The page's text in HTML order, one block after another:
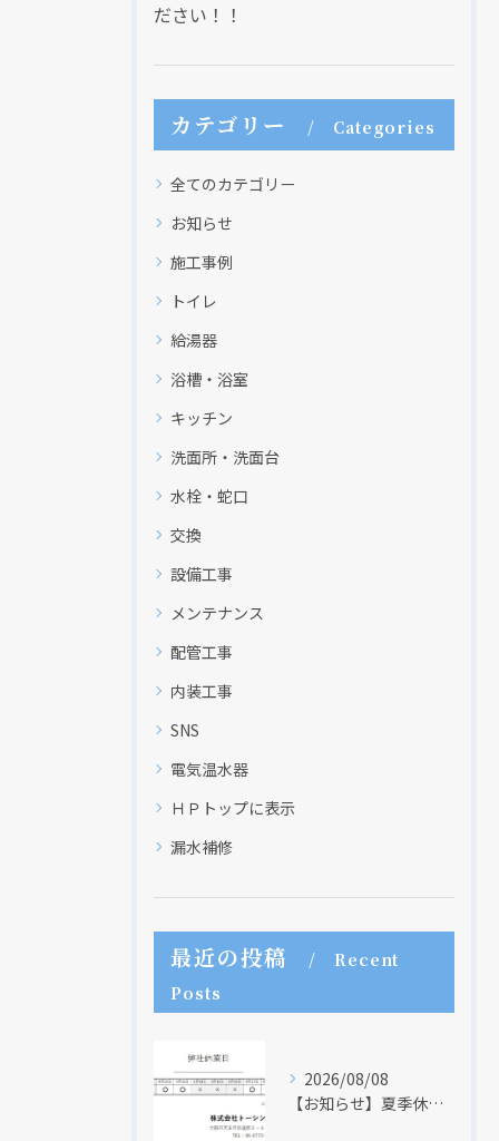
ださい！！
カテゴリー Categories
全てのカテゴリー
お知らせ
施工事例
トイレ
給湯器
浴槽・浴室
キッチン
洗面所・洗面台
水栓・蛇口
交換
設備工事
メンテナンス
配管工事
内装工事
SNS
電気温水器
ＨＰトップに表示
漏水補修
最近の投稿
Recent
Posts
2026/08/08
【お知らせ】夏季休業日のお知らせ【２０２６年】